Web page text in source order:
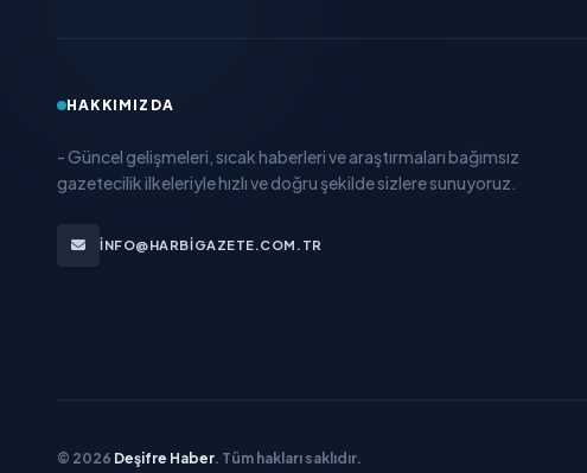
HAKKIMIZDA
- Güncel gelişmeleri, sıcak haberleri ve araştırmaları bağımsız
gazetecilik ilkeleriyle hızlı ve doğru şekilde sizlere sunuyoruz.
INFO@HARBIGAZETE.COM.TR
© 2026 Deşifre Haber. Tüm hakları saklıdır.